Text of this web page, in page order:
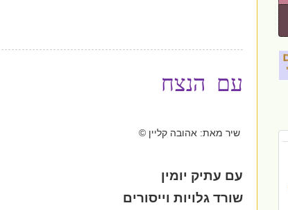
עם הנצח
שיר מאת: אהובה קליין ©
עם עתיק יומין
שורד גלויות וייסורים